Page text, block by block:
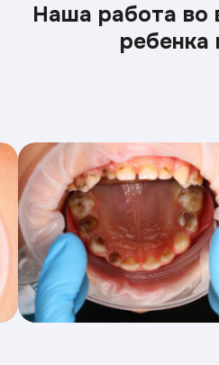
Наша работа во
ребенка